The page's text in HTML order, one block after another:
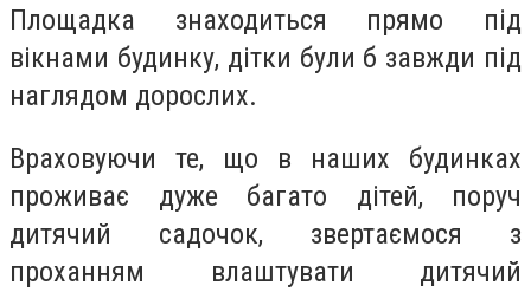
Площадка знаходиться прямо під
вікнами будинку, дітки були б завжди під
наглядом дорослих.
Враховуючи те, що в наших будинках
проживає дуже багато дітей, поруч
дитячий садочок, звертаємося з
проханням влаштувати дитячий